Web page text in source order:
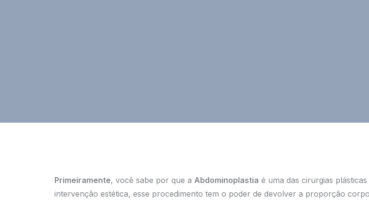
Primeiramente, você sabe por que a Abdominoplastia é uma das cirurgias
intervenção estética, esse procedimento tem o poder de devolver a proporção